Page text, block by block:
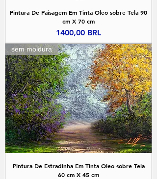
Pintura De Paisagem Em Tinta Oleo sobre Tela 90
cm X 70 cm
Precio
1400,00 BRL
sem moldura
Pintura De Estradinha Em Tinta Oleo sobre Tela
60 cm X 45 cm